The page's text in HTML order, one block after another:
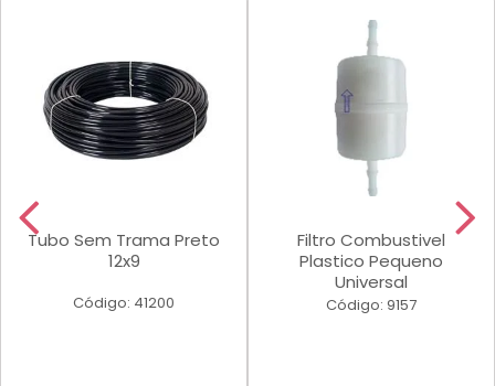
Tubo Sem Trama Preto
12x9
Código: 41200
Filtro Combustivel
Plastico Pequeno
Universal
Código: 9157